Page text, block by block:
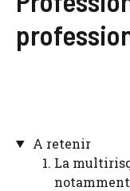
A retenir
La